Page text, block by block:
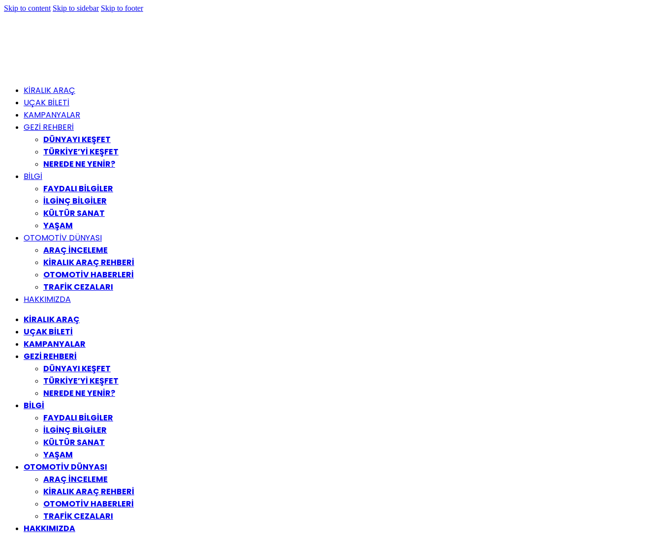
Skip to content Skip to sidebar Skip to footer
KİRALIK ARAÇ
UÇAK BİLETİ
KAMPANYALAR
GEZİ REHBERİ
DÜNYAYI KEŞFET
TÜRKİYE’Yİ KEŞFET
NEREDE NE YENİR?
BİLGİ
FAYDALI BİLGİLER
İLGİNÇ BİLGİLER
KÜLTÜR SANAT
YAŞAM
OTOMOTİV DÜNYASI
ARAÇ İNCELEME
KİRALIK ARAÇ REHBERİ
OTOMOTİV HABERLERİ
TRAFİK CEZALARI
HAKKIMIZDA
KİRALIK ARAÇ
UÇAK BİLETİ
KAMPANYALAR
GEZİ REHBERİ
DÜNYAYI KEŞFET
TÜRKİYE’Yİ KEŞFET
NEREDE NE YENİR?
BİLGİ
FAYDALI BİLGİLER
İLGİNÇ BİLGİLER
KÜLTÜR SANAT
YAŞAM
OTOMOTİV DÜNYASI
ARAÇ İNCELEME
KİRALIK ARAÇ REHBERİ
OTOMOTİV HABERLERİ
TRAFİK CEZALARI
HAKKIMIZDA